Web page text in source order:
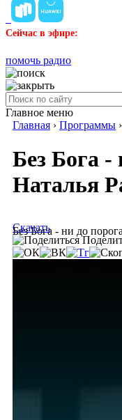
Сейчас в эфире:
помочь радио
Главное меню
Главная › Программы ›
Без Бога -
Наталья
Без Бога - ни до
Скачать